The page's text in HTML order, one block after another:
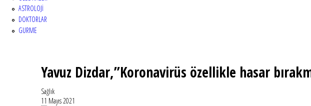
ASTROLOJİ
DOKTORLAR
GURME
Yavuz Dizdar,”Koronavirüs özellikle hasar
Sağlık
11 Mayıs 2021